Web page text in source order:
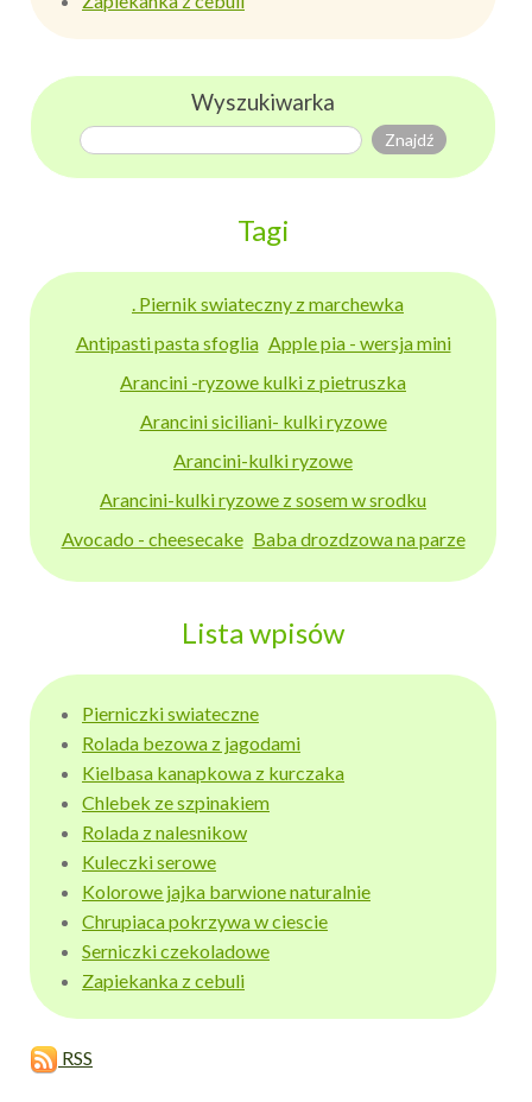
Wyszukiwarka
Tagi
. Piernik swiateczny z marchewka
Antipasti pasta sfoglia Apple pia - wersja mini
Arancini -ryzowe kulki z pietruszka
Arancini siciliani- kulki ryzowe
Arancini-kulki ryzowe
Arancini-kulki ryzowe z sosem w srodku
Avocado - cheesecake Baba drozdzowa na parze
Lista wpisów
Pierniczki swiateczne
Rolada bezowa z jagodami
Kielbasa kanapkowa z kurczaka
Chlebek ze szpinakiem
Rolada z nalesnikow
Kuleczki serowe
Kolorowe jajka barwione naturalnie
Chrupiaca pokrzywa w ciescie
Serniczki czekoladowe
Zapiekanka z cebuli
RSS